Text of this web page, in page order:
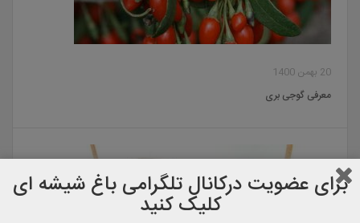
20 بهمن 1400
معرفی گوجی بری
برای عضویت دركانال تلگرامی باغ شیشه ای
کلیک کنید